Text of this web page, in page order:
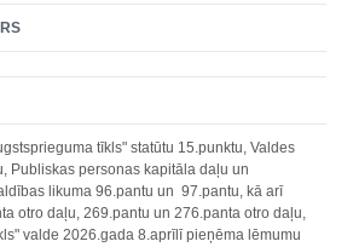
tīkls" statūtu 15.punktu, Valdes
Publiskas personas kapitāla daļu un
likuma 96.pantu un 97.pantu, kā arī
otro daļu, 269.pantu un 276.panta otro daļu,
valde 2026.gada 8.aprīlī pieņēma lēmumu